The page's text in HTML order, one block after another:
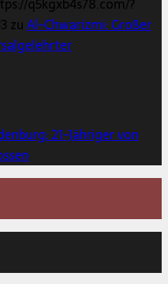
zuAl-Chwarizmi: Großer
21-Jähriger von